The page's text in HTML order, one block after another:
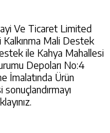
Ve Ticaret Limited
Kalkınma Mali Destek
ile Kahya Mahallesi
Depoları No:4
İmalatında Ürün